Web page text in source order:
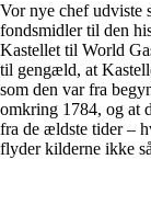
Vor nye chef udviste
fondsmidler til den
Kastellet til World
til gengæld, at
som den var fra
omkring 1784, og at
fra de ældste tider –
flyder kilderne ikke